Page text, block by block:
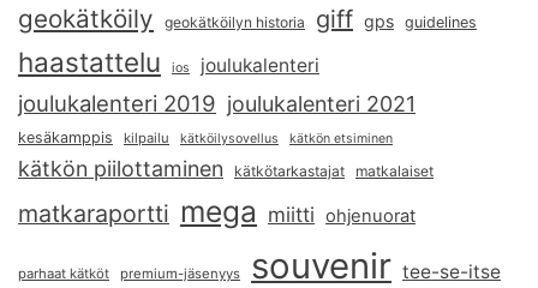
geokätköily geokätköilyn historia giff gps guidelines
haastattelu ios joulukalenteri
joulukalenteri 2019 joulukalenteri 2021
kesäkamppis kilpailu kätköilysovellus kätkön etsiminen
kätkön piilottaminen kätkötarkastajat matkalaiset
matkaraportti mega miitti ohjenuorat
parhaat kätköt premium-jäsenyys souvenir tee-se-itse